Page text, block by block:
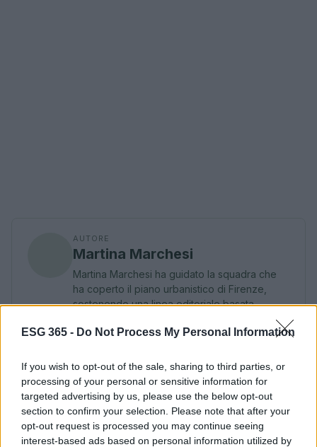
ESG 365 - Do Not Process My Personal Information
If you wish to opt-out of the sale, sharing to third parties, or
processing of your personal or sensitive information for
targeted advertising by us, please use the below opt-out
section to confirm your selection. Please note that after your
opt-out request is processed you may continue seeing
interest-based ads based on personal information utilized by
AUTORE
Martina Marchesi
Martina Marchesi ha guidato la squadra che
ha coperto il piano urbanistico di Firenze,
sostenendo una linea editoriale basata
sull'analisi documentale. Vicedirettrice, porta
un dettaglio personale riconoscibile: una
agenda.